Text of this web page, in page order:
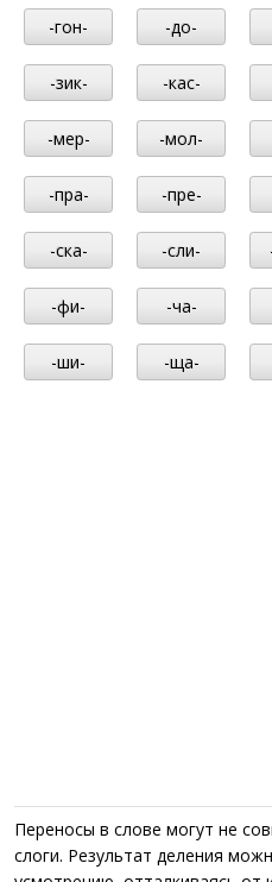
-гон- -до-
-зик- -кас-
-мер- -мол-
-пра- -пре-
-ска- -сли-
-фи- -ча-
-ши- -ща-
Переносы в слове могут не
слоги. Результат деления